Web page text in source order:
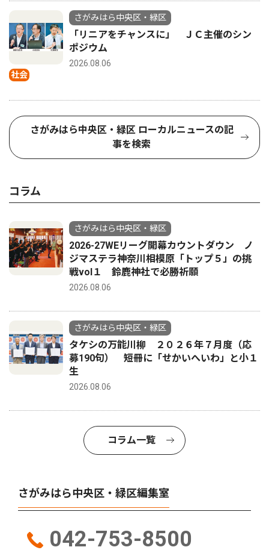
社会
さがみはら中央区・緑区
「リニアをチャンスに」 ＪＣ主催のシン
ポジウム
2026.08.06
さがみはら中央区・緑区 ローカルニュースの記
事を検索
コラム
さがみはら中央区・緑区
2026-27WEリーグ開幕カウントダウン ノ
ジマステラ神奈川相模原「トップ５」の挑
戦vol１ 鈴鹿神社で必勝祈願
2026.08.06
さがみはら中央区・緑区
タケシの万能川柳 ２０２６年７月度（応
募190句） 短冊に「せかいへいわ」と小１
生
2026.08.06
コラム一覧
さがみはら中央区・緑区編集室
042-753-8500